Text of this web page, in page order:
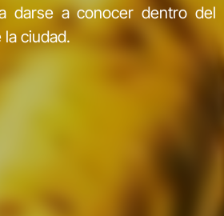
darse a conocer dentro del
ciudad.